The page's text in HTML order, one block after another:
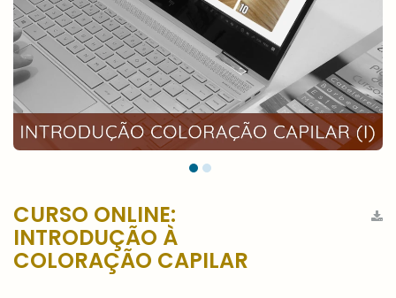
CURSO ONLINE:
INTRODUÇÃO À
COLORAÇÃO CAPILAR